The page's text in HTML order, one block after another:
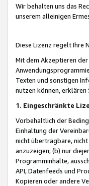
Wir behalten uns das
unserem alleinigen
Diese Lizenz regelt Ihre
Mit dem Akzeptieren
Texten und sonstigen
nutzen können, erklären
1. Eingeschränkte
Vorbehaltlich der
Einhaltung der
nicht übertragbare,
anzuzeigen; (b) nur
Programminhalte,
API, Datenfeeds und
Kopieren oder andere